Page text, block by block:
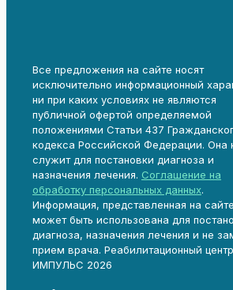
Все предложения на сайте носят
исключительно информационный
ни при каких условиях не являются
публичной офертой определяемой
положениями Статьи 437
кодекса Российской Федерации. Она
служит для постановки диагноза и
назначения лечения. Соглашение на
обработку персональных данных.
Информация, представленная на
может быть использована для
диагноза, назначения лечения и не
прием врача. Реабилитационный центр
ИМПУЛЬС 2026